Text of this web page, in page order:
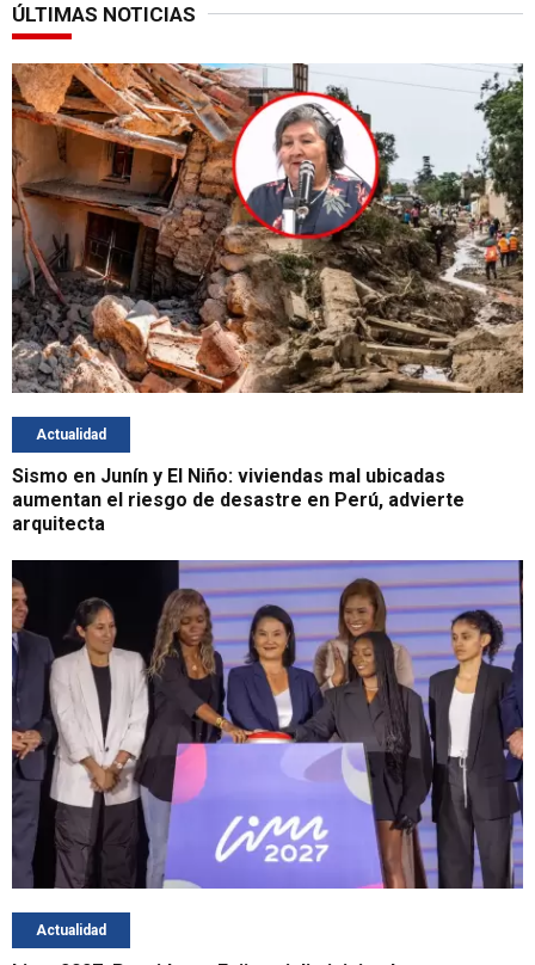
ÚLTIMAS NOTICIAS
Actualidad
Sismo en Junín y El Niño: viviendas mal ubicadas
aumentan el riesgo de desastre en Perú, advierte
arquitecta
Actualidad